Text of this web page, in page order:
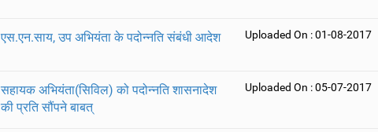
एस.एन.साय, उप अभियंता के पदोन्नति संबंधी आदेश Uploaded On : 01-08-2017
सहायक अभियंता(सिविल) को पदोन्नति शासनादेश
की प्रति सौंपने बाबत्
Uploaded On : 05-07-2017